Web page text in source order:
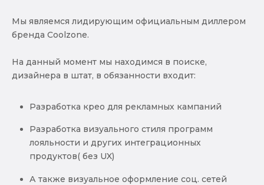
Мы являемся лидирующим официальным диллером
бренда Coolzone.
На данный момент мы находимся в поиске,
дизайнера в штат, в обязанности входит:
Разработка крео для рекламных кампаний
Разработка визуального стиля программ
лояльности и других интеграционных
продуктов( без UX)
А также визуальное оформление соц. сетей